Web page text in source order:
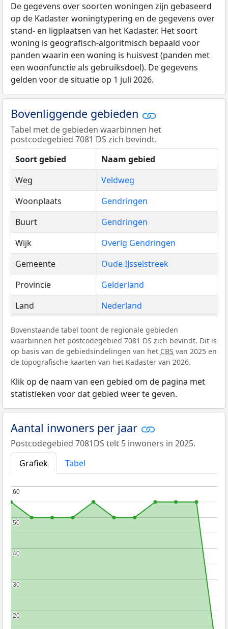
De gegevens over soorten woningen zijn gebaseerd
op de Kadaster woningtypering en de gegevens over
stand- en ligplaatsen van het Kadaster. Het soort
woning is geografisch-algoritmisch bepaald voor
panden waarin een woning is huisvest (panden met
een woonfunctie als gebruiksdoel). De gegevens
gelden voor de situatie op 1 juli 2026.
Bovenliggende gebieden
Tabel met de gebieden waarbinnen het
postcodegebied 7081 DS zich bevindt.
Soort gebied
Naam gebied
Weg
Veldweg
Woonplaats
Gendringen
Buurt
Gendringen
Wijk
Overig Gendringen
Gemeente
Oude IJsselstreek
Provincie
Gelderland
Land
Nederland
Bovenstaande tabel toont de regionale gebieden
waarbinnen het postcodegebied 7081 DS zich bevindt. Dit is
op basis van de gebiedsindelingen van het CBS van 2025 en
de topografische kaarten van het Kadaster van 2026.
Klik op de naam van een gebied om de pagina met
statistieken voor dat gebied weer te geven.
Aantal inwoners per jaar
Postcodegebied 7081DS telt 5 inwoners in 2025.
Grafiek
Tabel
20
20
30
30
40
40
50
50
60
60